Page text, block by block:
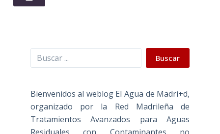
Buscar Buscar
Bienvenidos al weblog El Agua de Madri+d,
organizado por la Red Madrileña de
Tratamientos Avanzados para Aguas